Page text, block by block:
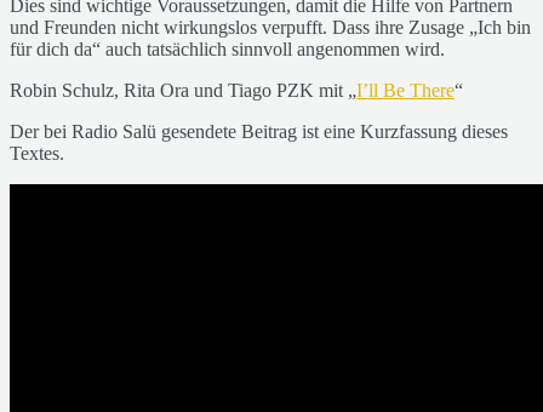
Dies sind wichtige Voraussetzungen, damit die Hilfe von Partnern
und Freunden nicht wirkungslos verpufft. Dass ihre Zusage „Ich bin
für dich da“ auch tatsächlich sinnvoll angenommen wird.
Robin Schulz, Rita Ora und Tiago PZK mit „I’ll Be There“
Der bei Radio Salü gesendete Beitrag ist eine Kurzfassung dieses
Textes.